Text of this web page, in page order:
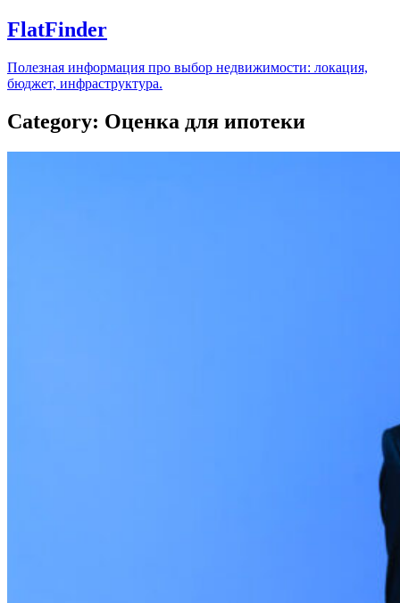
FlatFinder
Полезная информация про выбор недвижимости: локация,
бюджет, инфраструктура.
Category: Оценка для ипотеки